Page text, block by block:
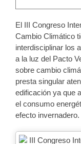
El III Congreso
Cambio Climático
interdisciplinar los
a la luz del Pacto
sobre cambio
presta singular
edificación ya que
el consumo
efecto invernadero.